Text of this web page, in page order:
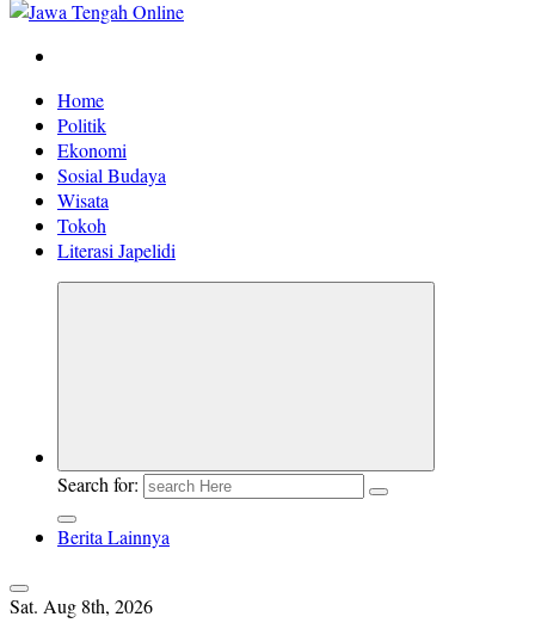
Berita Jawa Tengah Terbaru dan Terkini
Home
Politik
Ekonomi
Sosial Budaya
Wisata
Tokoh
Literasi Japelidi
Search for:
Berita Lainnya
Sat. Aug 8th, 2026